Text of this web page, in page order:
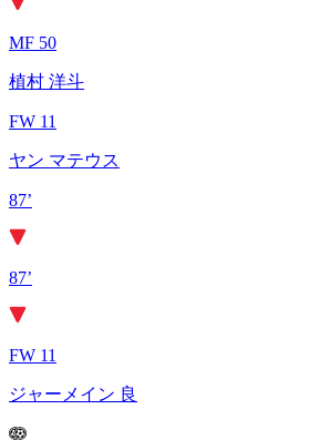
MF 50
植村 洋斗
FW 11
ヤン マテウス
87’
87’
FW 11
ジャーメイン 良